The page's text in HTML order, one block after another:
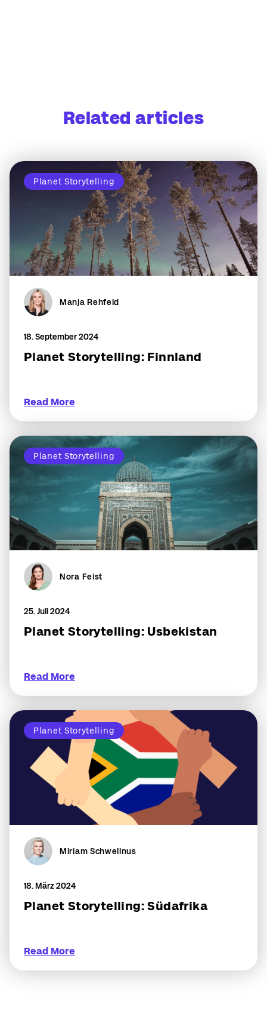
Related articles
Planet Storytelling
Manja Rehfeld
18. September 2024
Planet Storytelling: Finnland
Read More
Planet Storytelling
Nora Feist
25. Juli 2024
Planet Storytelling: Usbekistan
Read More
Planet Storytelling
Miriam Schwellnus
18. März 2024
Planet Storytelling: Südafrika
Read More